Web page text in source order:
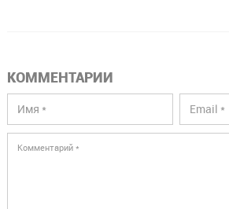
КОММЕНТАРИИ